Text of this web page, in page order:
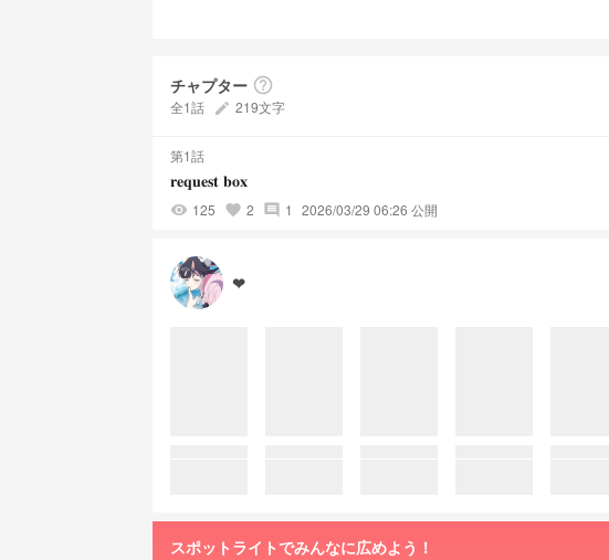
チャプター help_outline
全1話 create 219文字
第1話
𝐫𝐞𝐪𝐮𝐞𝐬𝐭 𝐛𝐨𝐱
visibility 125 favorite 2 comment 1 2026/03/29 06:26 公開
❤︎︎
スポットライトでみんなに広めよう！